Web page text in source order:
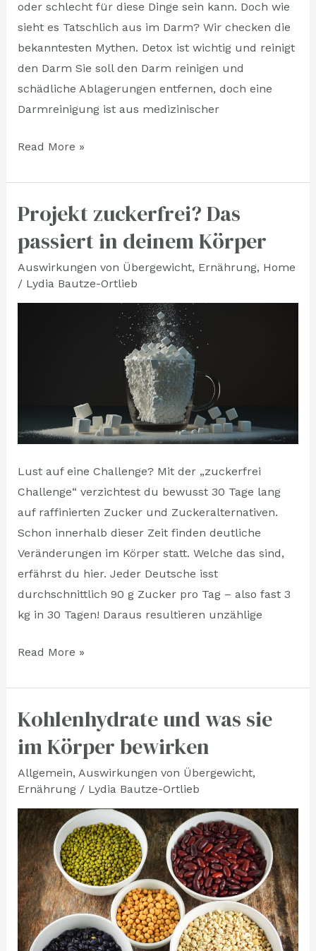
oder schlecht für diese Dinge sein kann. Doch wie
sieht es Tatschlich aus im Darm? Wir checken die
bekanntesten Mythen. Detox ist wichtig und reinigt
den Darm Sie soll den Darm reinigen und
schädliche Ablagerungen entfernen, doch eine
Darmreinigung ist aus medizinischer
Read More »
Projekt zuckerfrei? Das
passiert in deinem Körper
Auswirkungen von Übergewicht, Ernährung, Home
/ Lydia Bautze-Ortlieb
Lust auf eine Challenge? Mit der „zuckerfrei
Challenge“ verzichtest du bewusst 30 Tage lang
auf raffinierten Zucker und Zuckeralternativen.
Schon innerhalb dieser Zeit finden deutliche
Veränderungen im Körper statt. Welche das sind,
erfährst du hier. Jeder Deutsche isst
durchschnittlich 90 g Zucker pro Tag – also fast 3
kg in 30 Tagen! Daraus resultieren unzählige
Projekt
zuckerfrei?
Das
passiert
in
Read More »
Kohlenhydrate und was sie
im Körper bewirken
Allgemein, Auswirkungen von Übergewicht,
Ernährung/ Lydia Bautze-Ortlieb
Kohlenhydrate
was
sie
im
Körper
bewirken